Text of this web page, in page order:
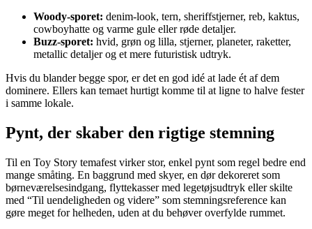
Woody-sporet: denim-look, tern, sheriffstjerner, reb, kaktus,
cowboyhatte og varme gule eller røde detaljer.
Buzz-sporet: hvid, grøn og lilla, stjerner, planeter, raketter,
metallic detaljer og et mere futuristisk udtryk.
Hvis du blander begge spor, er det en god idé at lade ét af dem
dominere. Ellers kan temaet hurtigt komme til at ligne to halve fester
i samme lokale.
Pynt, der skaber den rigtige stemning
Til en Toy Story temafest virker stor, enkel pynt som regel bedre end
mange småting. En baggrund med skyer, en dør dekoreret som
børneværelsesindgang, flyttekasser med legetøjsudtryk eller skilte
med “Til uendeligheden og videre” som stemningsreference kan
gøre meget for helheden, uden at du behøver overfylde rummet.